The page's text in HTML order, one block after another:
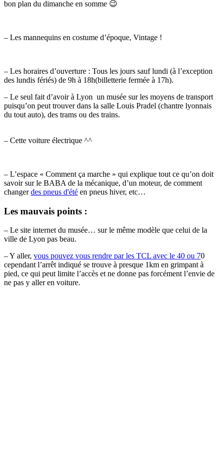
bon plan du dimanche en somme 😉
– Les mannequins en costume d’époque, Vintage !
– Les horaires d’ouverture : Tous les jours sauf lundi (à l’exception
des lundis fériés) de 9h à 18h(billetterie fermée à 17h).
– Le seul fait d’avoir à Lyon un musée sur les moyens de transport
puisqu’on peut trouver dans la salle Louis Pradel (chantre lyonnais
du tout auto), des trams ou des trains.
– Cette voiture électrique ^^
– L’espace « Comment ça marche » qui explique tout ce qu’on doit
savoir sur le BABA de la mécanique, d’un moteur, de comment
changerdes pneus d'été en pneus hiver, etc…
Les mauvais points :
– Le site internet du musée… sur le même modèle que celui de la
ville de Lyon pas beau.
– Y aller, vous pouvez vous rendre par les TCL avec le 40 ou 70
cependant l’arrêt indiqué se trouve à presque 1km en grimpant à
pied, ce qui peut limite l’accès et ne donne pas forcément l’envie de
ne pas y aller en voiture.